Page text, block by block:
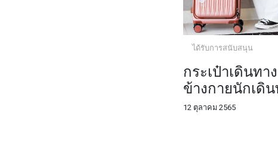
ได้รับการสนับสนุน
กระเป๋าเดินทา
ข้างกายนักเดิน
12 ตุลาคม 2565